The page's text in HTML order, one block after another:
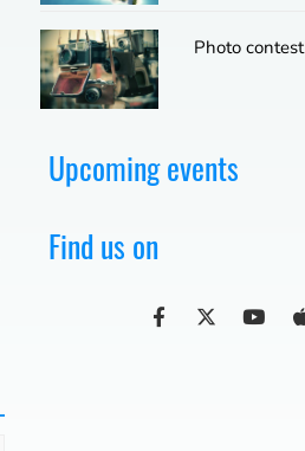
Photo contest
Upcoming events
Find us on